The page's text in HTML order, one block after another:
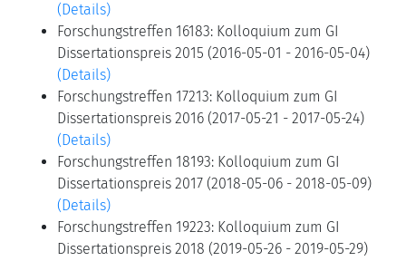
(Details)
Forschungstreffen 16183: Kolloquium zum GI
Dissertationspreis 2015 (2016-05-01 - 2016-05-04)
(Details)
Forschungstreffen 17213: Kolloquium zum GI
Dissertationspreis 2016 (2017-05-21 - 2017-05-24)
(Details)
Forschungstreffen 18193: Kolloquium zum GI
Dissertationspreis 2017 (2018-05-06 - 2018-05-09)
(Details)
Forschungstreffen 19223: Kolloquium zum GI
Dissertationspreis 2018 (2019-05-26 - 2019-05-29)